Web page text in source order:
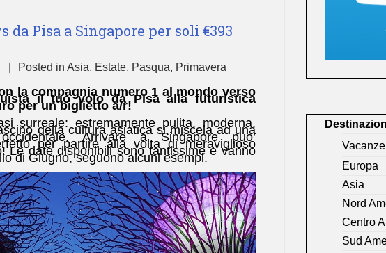
da Pisa a Singapore per soli €393
Posted in Asia, Estate, Pasqua, Primavera
la compagnia numero 1 al mondo verso
il tuo volo da Pisa alla futuristica
per un biglietto a/r!
surreale: estremamente pulita, moderna,
della cultura asiatica si miscela ad una
Arrivare a Singapore puo’
per partire alla volta di meraviglioso
Le date disponibili sono tantissime e vanno
di Giugno, seguono alcuni esempi.
Europa
Asia
Nord
Centro
Sud